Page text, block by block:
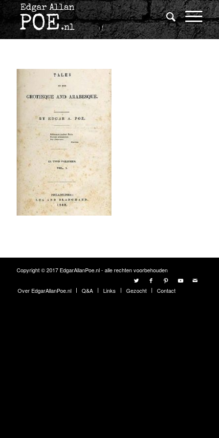
Copyright © 2017 EdgarAllanPoe.nl - alle rechten voorbehouden
Over EdgarAllanPoe.nl Q&A Links Gezocht Contact